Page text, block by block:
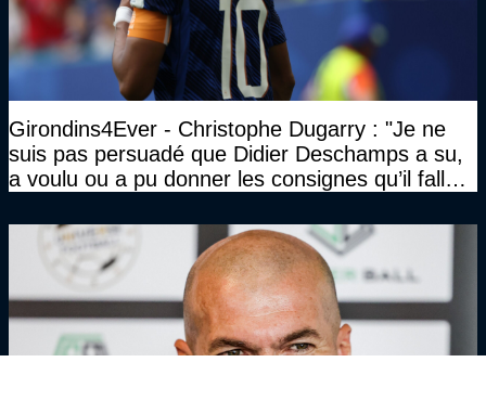
Girondins4Ever - Christophe Dugarry : "Je ne
suis pas persuadé que Didier Deschamps a su,
a voulu ou a pu donner les consignes qu’il fallait